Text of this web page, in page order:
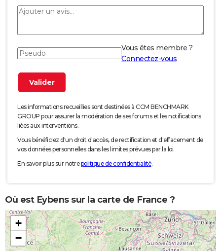
Vous êtes membre ?
Connectez-vous
Les informations recueillies sont destinées à CCM BENCHMARK
GROUP pour assurer la modération de ses forums et les notifications
liées aux interventions.
Vous bénéficiez d'un droit d'accès, de rectification et d'effacement de
vos données personnelles dans les limites prévues par la loi.
En savoir plus sur notrepolitique de confidentialité.
Où est Eybens sur la carte de France ?
+
−